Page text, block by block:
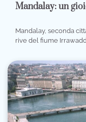
Mandalay: un
Mandalay, seconda
rive del fiume